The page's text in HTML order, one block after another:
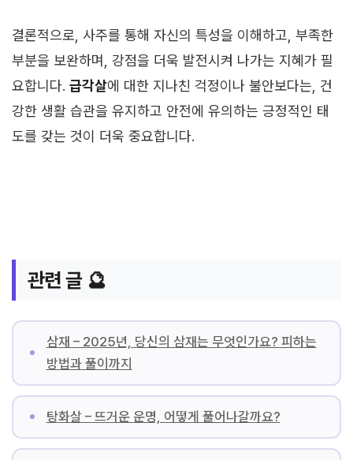
결론적으로, 사주를 통해 자신의 특성을 이해하고, 부족한
부분을 보완하며, 강점을 더욱 발전시켜 나가는 지혜가 필
요합니다. 급각살에 대한 지나친 걱정이나 불안보다는, 건
강한 생활 습관을 유지하고 안전에 유의하는 긍정적인 태
도를 갖는 것이 더욱 중요합니다.
관련 글 🔮
삼재 – 2025년, 당신의 삼재는 무엇인가요? 피하는
방법과 풀이까지
탕화살 – 뜨거운 운명, 어떻게 풀어나갈까요?